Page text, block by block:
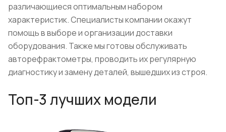
различающиеся оптимальным набором
характеристик. Специалисты компании окажут
помощь в выборе и организации доставки
оборудования. Также мы готовы обслуживать
авторефрактометры, проводить их регулярную
диагностику и замену деталей, вышедших из строя.
Топ-3 лучших модели